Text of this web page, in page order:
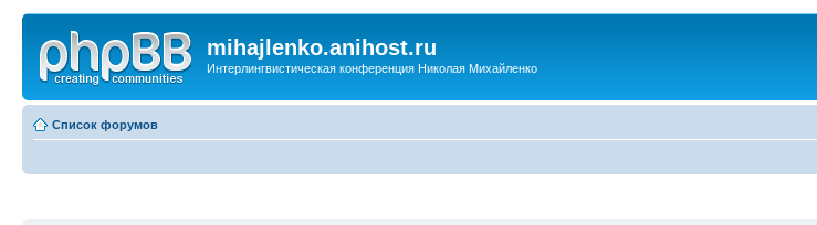
mihajlenko.anihost.ru
Интерлингвистическая конференция Николая Михайленко
Список форумов